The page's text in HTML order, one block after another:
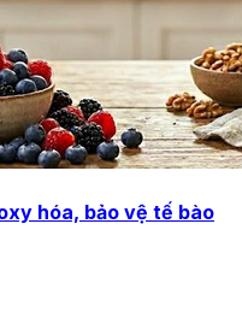
hóa, bảo vệ tế bào